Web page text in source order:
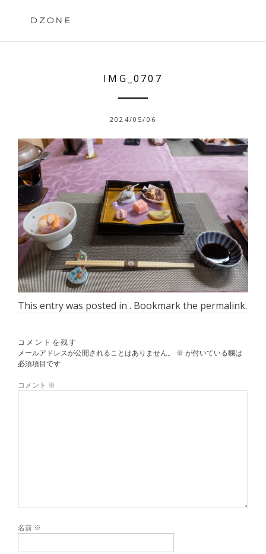
DZONE
IMG_0707
2024/05/06
This entry was posted in . Bookmark the permalink.
コメントを残す
メールアドレスが公開されることはありません。
※ が付いている欄は
必須項目です
コメント ※
名前 ※